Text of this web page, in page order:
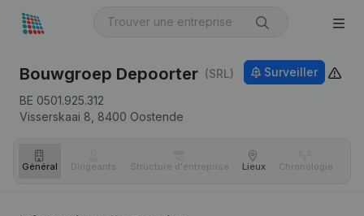
Bouwgroep Depoorter (SRL)
BE 0501.925.312
Visserskaai 8, 8400 Oostende
Surveiller
Général Dirigeants Structure d'entreprise Lieux Chronologie